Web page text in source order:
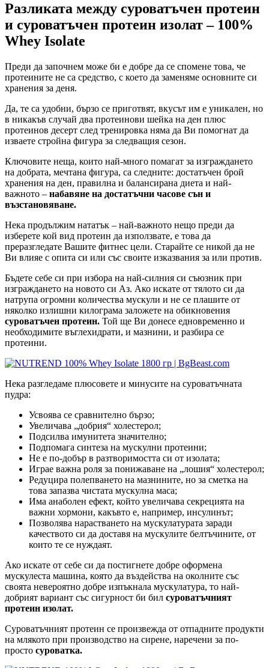
Разликата между суроватъчен протеин
и суроватъчен протеин изолат – 100%
Whey Isolate
Преди да започнем може би е добре да се спомене това, че
протеините не са средство, с което да заменяме основните си
хранения за деня.
Да, те са удобни, бързо се приготвят, вкусът им е уникален, но
в никакъв случай два протеинови шейка на ден плюс
протеинов десерт след тренировка няма да Ви помогнат да
изваете стройна фигура за следващия сезон.
Ключовите неща, които най-много помагат за изграждането
на добрата, мечтана фигура, са следните: достатъчен брой
хранения на ден, правилна и балансирана диета и най-
важното – набавяне на достатъчни часове сън и
възстановяване.
Нека продължим нататък – най-важното нещо преди да
изберете кой вид протеин да използвате, е това да
преразгледате Вашите фитнес цели. Старайте се никой да не
Ви влияе с опита си или със своите изказвания за или против.
Бъдете себе си при избора на най-силния си съюзник при
изграждането на новото си Аз. Ако искате от тялото си да
натрупа огромни количества мускули и не се плашите от
няколко излишни килограма заложете на обикновения
суроватъчен протеин. Той ще Ви донесе едновременно и
необходимите въглехидрати, и мазнини, и разбира се
протеини.
Нека разгледаме плюсовете и минусите на суроватъчната
пудра:
Усвоява се сравнително бързо;
Увеличава „добрия“ холестерол;
Подсилва имунитета значително;
Подпомага синтеза на мускулни протеини;
Не е по-добър в разтворимостта си от изолата;
Играе важна роля за понижаване на „лошия“ холестерол;
Редуцира полепването на мазнините, но за сметка на
това запазва чистата мускулна маса;
Има анаболен ефект, който увеличава секрецията на
важни хормони, какъвто е, например, инсулинът;
Позволява нарастването на мускулатурата заради
качеството си да доставя на мускулите белтъчините, от
които те се нуждаят.
Ако искате от себе си да постигнете добре оформена
мускулеста машина, която да въздейства на околните със
своята невероятно добре изпъкнала мускулатура, то най-
добрият вариант със сигурност би бил суроватъчният
протеин изолат.
Суроватъчният протеин се произвежда от отпадните продукти
на млякото при производство на сирене, наречени за по-
просто суроватка.